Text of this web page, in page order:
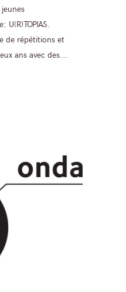
U(R)TOPIAS.
de répétitions et
ans avec des...